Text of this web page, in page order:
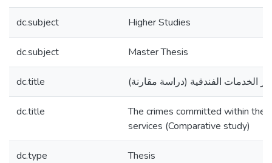
dc.subject Higher Studies
dc.subject Master Thesis
dc.title الخدمات الفندقية (دراسة مقارنة)
dc.title
The crimes committed within the
services (Comparative study)
dc.type Thesis